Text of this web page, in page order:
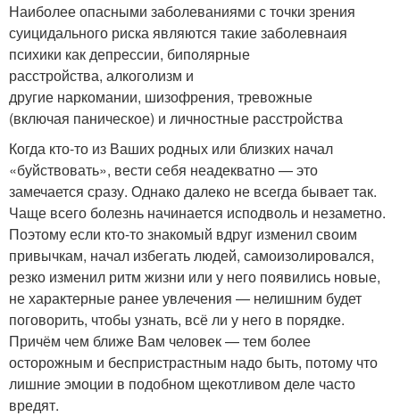
Наиболее опасными заболеваниями с точки зрения
суицидального риска являются такие заболевнаия
психики как депрессии, биполярные
расстройства, алкоголизм и
другие наркомании, шизофрения, тревожные
(включая паническое) и личностные расстройства
Когда кто-то из Ваших родных или близких начал
«буйствовать», вести себя неадекватно — это
замечается сразу. Однако далеко не всегда бывает так.
Чаще всего болезнь начинается исподволь и незаметно.
Поэтому если кто-то знакомый вдруг изменил своим
привычкам, начал избегать людей, самоизолировался,
резко изменил ритм жизни или у него появились новые,
не характерные ранее увлечения — нелишним будет
поговорить, чтобы узнать, всё ли у него в порядке.
Причём чем ближе Вам человек — тем более
осторожным и беспристрастным надо быть, потому что
лишние эмоции в подобном щекотливом деле часто
вредят.